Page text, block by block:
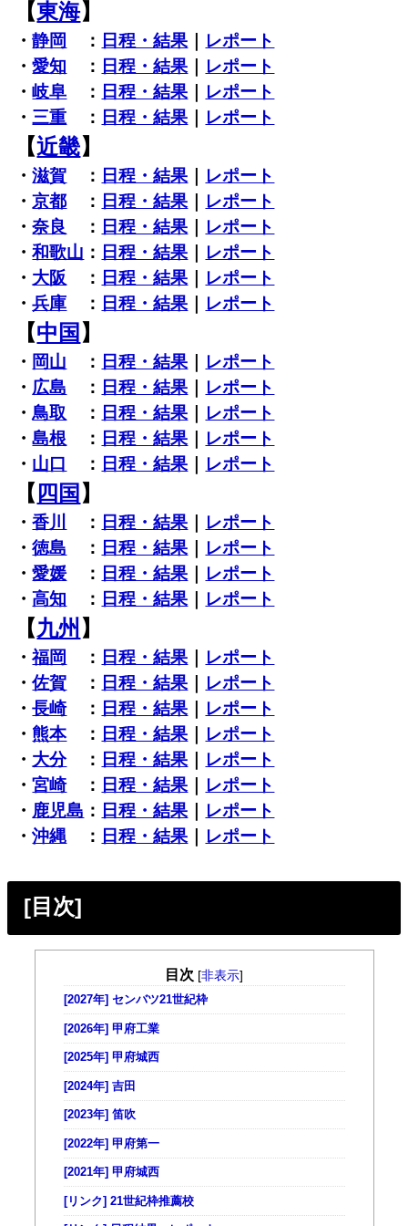
【東海】
・静岡 ： 日程・結果
レポート
・愛知 ： 日程・結果
レポート
・岐阜 ： 日程・結果
レポート
・ 三重 ： 日程・結果 レポート
【近畿】
・滋賀 ： 日程・結果
レポート
・京都 ： 日程・結果
レポート
・奈良 ： 日程・結果
レポート
・和歌山 ： 日程・結果
レポート
・ 大阪 ： 日程・結果
レポート
・兵庫 ： 日程・結果 レポート
【中国 】
・ 岡山 ： 日程・結果
レポート
・ 広島 ： 日程・結果
レポート
・ 鳥取 ： 日程・結果
レポート
・島根 ： 日程・結果
レポート
・ 山口 ： 日程・結果 レポート
【 四国 】
・香川 ： 日程・結果
レポート
・徳島 ： 日程・結果
レポート
・愛媛 ： 日程・結果
レポート
・高知 ： 日程・結果 レポート
【九州 】
・福岡 ： 日程・結果
レポート
・佐賀 ： 日程・結果
レポート
・長崎： 日程・結果
レポート
・ 熊本： 日程・結果
レポート
・ 大分： 日程・結果
レポート
・宮崎： 日程・結果
レポート
・ 鹿児島 ： 日程・結果
レポート
・沖縄 ： 日程・結果 レポート
[目次]
目次 [非表示]
[2027年] センバツ21世紀枠
[2026年] 甲府工業
[2025年] 甲府城西
[2024年] 吉田
[2023年] 笛吹
[2022年] 甲府第一
[2021年] 甲府城西
[リンク] 21世紀枠推薦校